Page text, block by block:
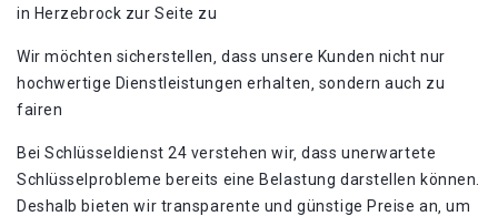
in Herzebrock zur Seite zu
Wir möchten sicherstellen‚ dass unsere Kunden nicht nur
hochwertige Dienstleistungen erhalten‚ sondern auch zu
fairen
Bei Schlüsseldienst 24 verstehen wir‚ dass unerwartete
Schlüsselprobleme bereits eine Belastung darstellen können.
Deshalb bieten wir transparente und günstige Preise an‚ um